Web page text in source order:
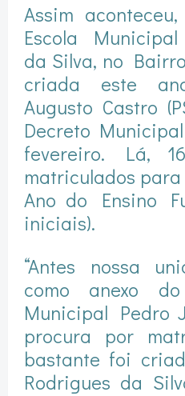
Assim
Escola
da Silva, no
criada este
Augusto Castro
Decreto Municipal
fevereiro. Lá,
matriculados para
Ano do Ensino
iniciais).
“Antes nossa
como anexo
Municipal Pedro
procura por
bastante foi
Rodrigues da